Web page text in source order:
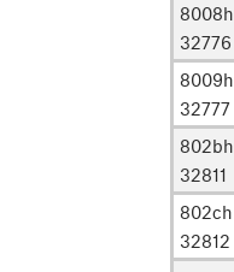
8008h
32776
8009h
32777
802bh
32811
802ch
32812